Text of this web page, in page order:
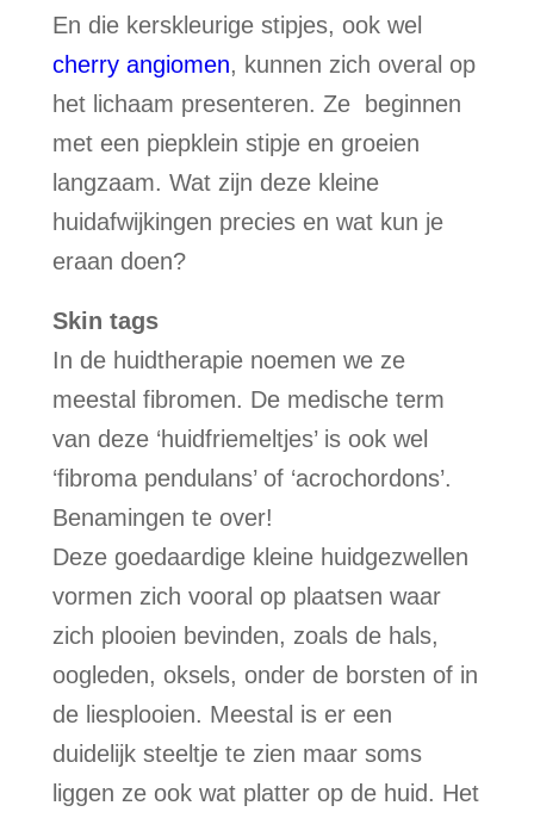
En die kerskleurige stipjes, ook wel
cherry angiomen, kunnen zich overal op
het lichaam presenteren. Ze beginnen
met een piepklein stipje en groeien
langzaam. Wat zijn deze kleine
huidafwijkingen precies en wat kun je
eraan doen?
Skin tags
In de huidtherapie noemen we ze
meestal fibromen. De medische term
van deze ‘huidfriemeltjes’ is ook wel
‘fibroma pendulans’ of ‘acrochordons’.
Benamingen te over!
Deze goedaardige kleine huidgezwellen
vormen zich vooral op plaatsen waar
zich plooien bevinden, zoals de hals,
oogleden, oksels, onder de borsten of in
de liesplooien. Meestal is er een
duidelijk steeltje te zien maar soms
liggen ze ook wat platter op de huid. Het